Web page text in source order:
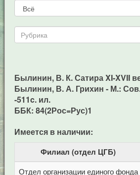
Былинин, В. К. Сатира XI-XVII
Былинин, В. А. Грихин - М.:
-511c. ил.
ББК: 84(2Рос=Рус)1
Имеется в наличии:
Филиал (отдел ЦГБ)
Отдел организации единого фонда